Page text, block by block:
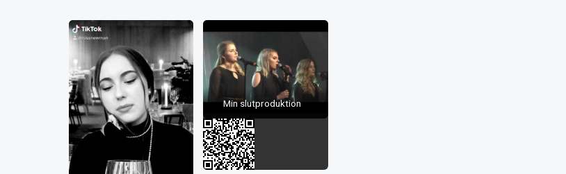
Min slutproduktion